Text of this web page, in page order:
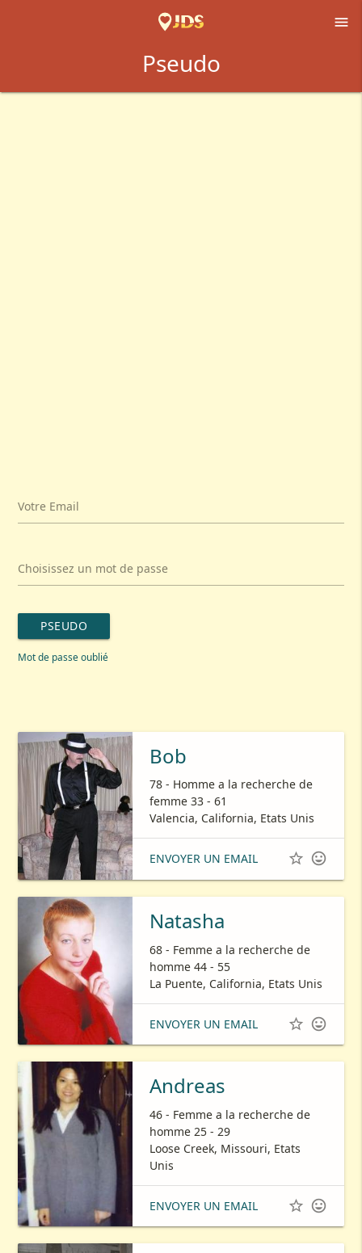

Pseudo
Votre Email
Choisissez un mot de passe
PSEUDO
Mot de passe oublié
Bob
78 - Homme a la recherche de
femme 33 - 61
Valencia, California, Etats Unis
ENVOYER UN EMAIL  
Natasha
68 - Femme a la recherche de
homme 44 - 55
La Puente, California, Etats Unis
ENVOYER UN EMAIL  
Andreas
46 - Femme a la recherche de
homme 25 - 29
Loose Creek, Missouri, Etats
Unis
ENVOYER UN EMAIL  